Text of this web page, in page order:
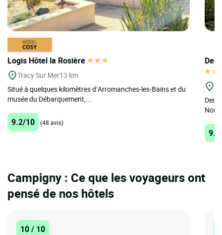
Logis Hôtel la Rosière
Tracy Sur Mer13 km
Situé à quelques kilomètres d’Arromanches-les-Bains et du
musée du Débarquement,...
9.2/10 (48 avis)
Campigny : Ce que les voyageurs ont
pensé de nos hôtels
10 / 10